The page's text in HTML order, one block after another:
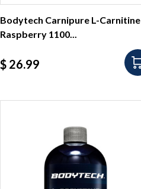
Bodytech Carnipure L-Carnitine
Raspberry 1100...
Precio
$ 26.99